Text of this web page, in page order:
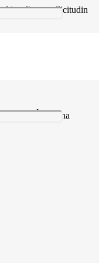
iaculis at, sollicitudin
Donec pharetra
efficitur scelerisque,
et. Pellentesque
In cursus dapibus
dui. Quisque metus
Vivamus vel
ridiculus mus.
viverra magna